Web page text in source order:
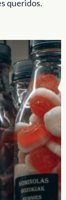
queridos.